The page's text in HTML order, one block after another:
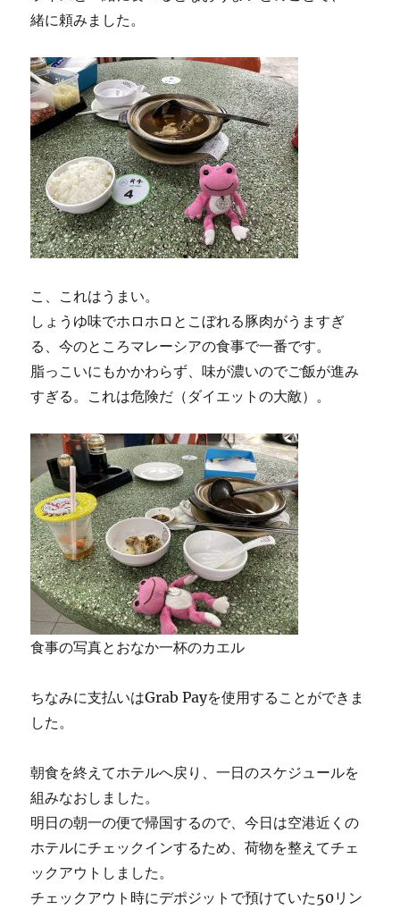
緒に頼みました。
こ、これはうまい。
しょうゆ味でホロホロとこぼれる豚肉がうますぎ
る、今のところマレーシアの食事で一番です。
脂っこいにもかかわらず、味が濃いのでご飯が進み
すぎる。これは危険だ（ダイエットの大敵）。
食事の写真とおなか一杯のカエル
ちなみに支払いはGrab Payを使用することができま
した。
朝食を終えてホテルへ戻り、一日のスケジュールを
組みなおしました。
明日の朝一の便で帰国するので、今日は空港近くの
ホテルにチェックインするため、荷物を整えてチェ
ックアウトしました。
チェックアウト時にデポジットで預けていた50リン